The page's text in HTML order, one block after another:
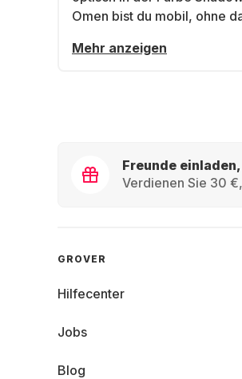
Omen bist du mobil, ohne
Mehr anzeigen
Freunde
Verdienen Sie 30
GROVER
Hilfecenter
Jobs
Blog